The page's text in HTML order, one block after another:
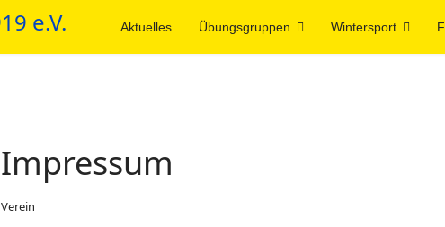
Aktuelles Übungsgruppen Wintersport
Impressum
Verein